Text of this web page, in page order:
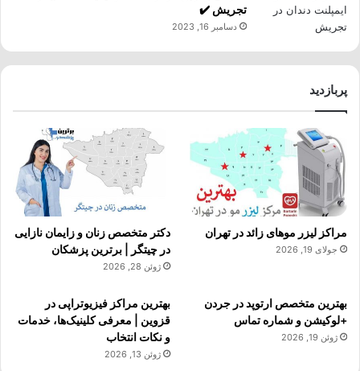
تجریش ✔️
دسامبر 16, 2023
پربازدید
مراکز لیزر موهای زائد در تهران
جولای 19, 2026
دکتر متخصص زنان و زایمان نازایی
در چیتگر | برترین پزشکان
ژوئن 28, 2026
بهترین متخصص ارتوپد در جردن
+لوکیشن و شماره تماس
ژوئن 19, 2026
بهترین مراکز فیزیوتراپی در
قزوین | معرفی کلینیک‌ها، خدمات
و نکات انتخاب
ژوئن 13, 2026